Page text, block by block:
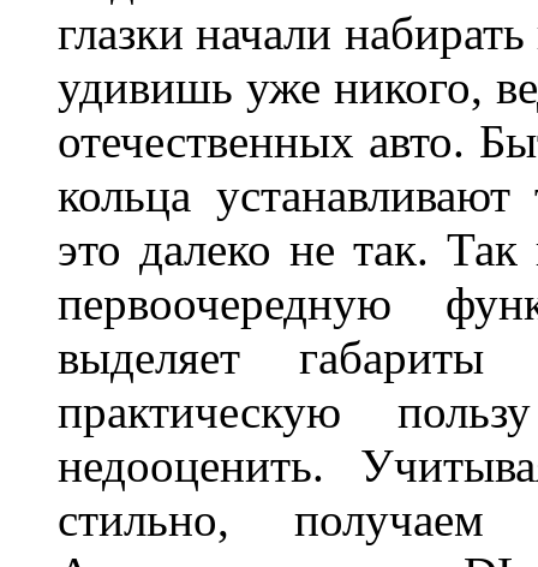
глазки начали
удивишь уже никого,
отечественных авто.
кольца
это далеко не так. Так
первоочередную
выделяет
практическую
недооценить.
стильно,